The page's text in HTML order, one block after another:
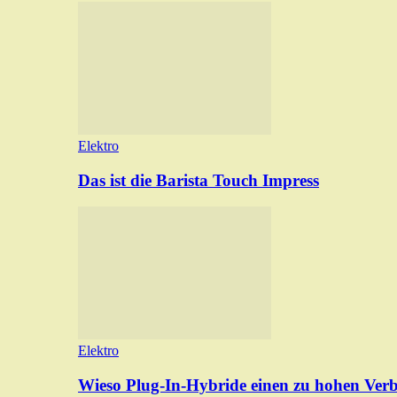
Elektro
Das ist die Barista Touch Impress
Elektro
Wieso Plug-In-Hybride einen zu hohen